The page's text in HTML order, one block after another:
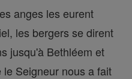
anges les eurent
les bergers se dirent
jusqu'à Bethléem et
Seigneur nous a fait